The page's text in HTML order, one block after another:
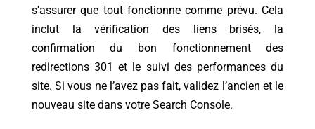
s'assurer que tout fonctionne comme prévu. Cela
inclut la vérification des liens brisés, la
confirmation du bon fonctionnement des
redirections 301 et le suivi des performances du
site. Si vous ne l’avez pas fait, validez l’ancien et le
nouveau site dans votre Search Console.